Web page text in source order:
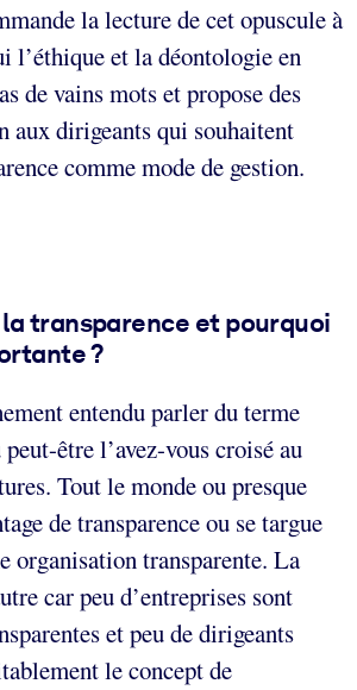
la lecture de cet opuscule à
l’éthique et la déontologie en
de vains mots et propose des
aux dirigeants qui souhaitent
comme mode de gestion.
la transparence et pourquoi
?
entendu parler du terme
peut-être l’avez-vous croisé au
Tout le monde ou presque
de transparence ou se targue
organisation transparente. La
car peu d’entreprises sont
et peu de dirigeants
le concept de